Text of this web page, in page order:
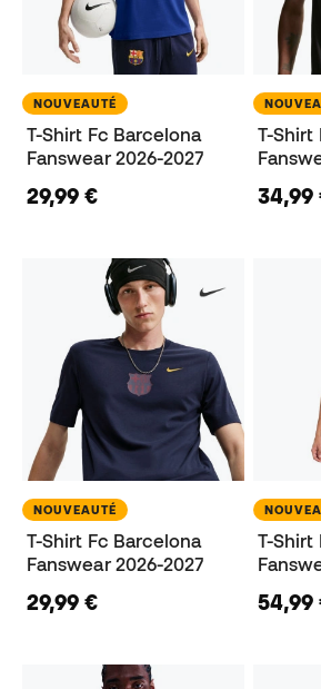
NOUVEAUTÉ
T-Shirt Fc Barcelona
Fanswear 2026-2027
29,99 €
T-Shirt
34,99
NOUVEAUTÉ
T-Shirt Fc Barcelona
Fanswear 2026-2027
29,99 €
T-Shirt
54,99